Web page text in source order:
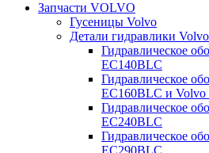
Запчасти VOLVO
Гусеницы Volvo
Детали гидравлики Volvo
Гидравлическое
EC140BLC
Гидравлическое
EC160BLC и Volvo
Гидравлическое
EC240BLC
Гидравлическое
EC290BLC